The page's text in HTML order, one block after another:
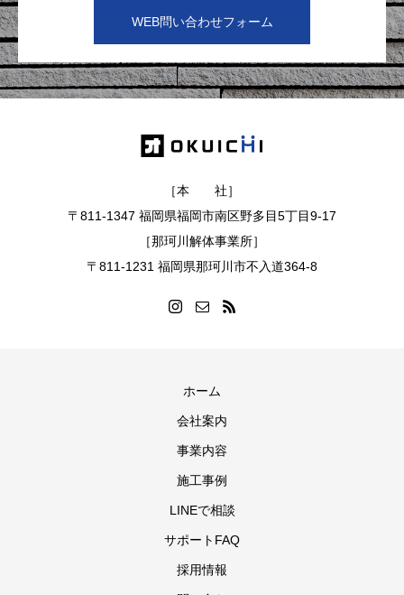
WEB問い合わせフォーム
［本 社］
〒811-1347 福岡県福岡市南区野多目5丁目9-17
［那珂川解体事業所］
〒811-1231 福岡県那珂川市不入道364-8
ホーム
会社案内
事業内容
施工事例
LINEで相談
サポートFAQ
採用情報